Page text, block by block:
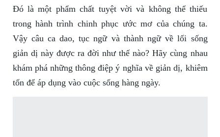
Đó là một phẩm chất tuyệt vời và không thể thiếu
trong hành trình chinh phục ước mơ của chúng ta.
Vậy câu ca dao, tục ngữ và thành ngữ về lối sống
giản dị này được ra đời như thế nào? Hãy cùng nhau
khám phá những thông điệp ý nghĩa về giản dị, khiêm
tốn để áp dụng vào cuộc sống hàng ngày.